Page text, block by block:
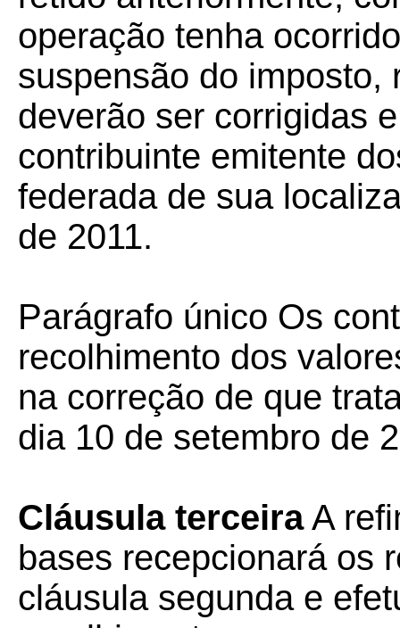
operação tenha
suspensão do imposto,
deverão ser corrigidas
contribuinte emitente
federada de sua
de 2011.
Parágrafo único Os
recolhimento dos
na correção de que
dia 10 de setembro de
Cláusula terceiraA
bases recepcionará os
cláusula segunda e